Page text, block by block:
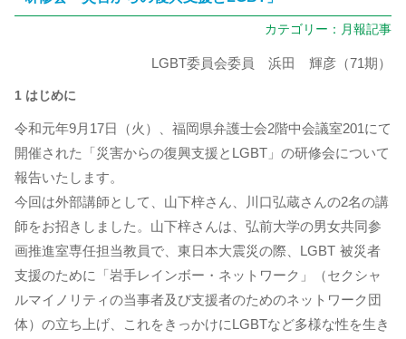
カテゴリー： 月報記事
LGBT委員会委員 浜田 輝彦（71期）
1 はじめに
令和元年9月17日（火）、福岡県弁護士会2階中会議室201にて
開催された「災害からの復興支援とLGBT」の研修会について
報告いたします。
今回は外部講師として、山下梓さん、川口弘蔵さんの2名の講
師をお招きしました。山下梓さんは、弘前大学の男女共同参
画推進室専任担当教員で、東日本大震災の際、LGBT 被災者
支援のために「岩手レインボー・ネットワーク」（セクシャ
ルマイノリティの当事者及び支援者のためのネットワーク団
体）の立ち上げ、これをきっかけにLGBTなど多様な性を生き